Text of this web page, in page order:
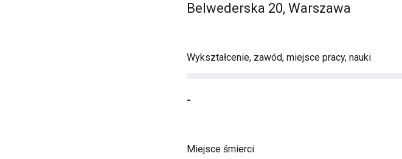
Belwederska 20, Warszawa
Wykształcenie, zawód, miejsce pracy, nauki
-
Miejsce śmierci